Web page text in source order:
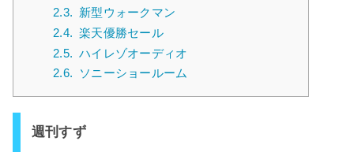
2.3. 新型ウォークマン
2.4. 楽天優勝セール
2.5. ハイレゾオーディオ
2.6.
ソニーショールーム
週刊すず